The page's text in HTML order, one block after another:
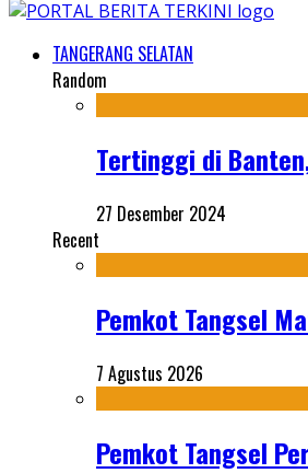
TANGERANG SELATAN
Random
Tertinggi di
27 Desember 2024
Recent
Pemkot Tangsel
7 Agustus 2026
Pemkot Tangsel